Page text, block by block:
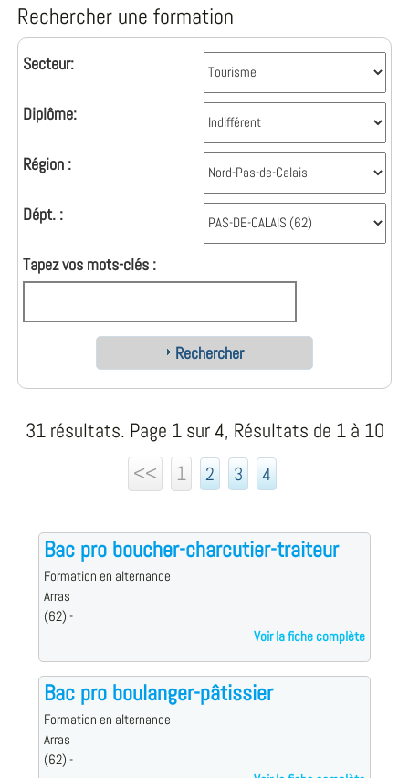
Rechercher une formation
Secteur:
Diplôme:
Région :
Dépt. :
Tapez vos mots-clés :
Rechercher
31 résultats. Page 1 sur 4, Résultats de 1 à 10
<<
1 2 3 4
Bac pro boucher-charcutier-traiteur
Formation en alternance
Arras
(62) -
Voir la fiche complète
Bac pro boulanger-pâtissier
Formation en alternance
Arras
(62) -